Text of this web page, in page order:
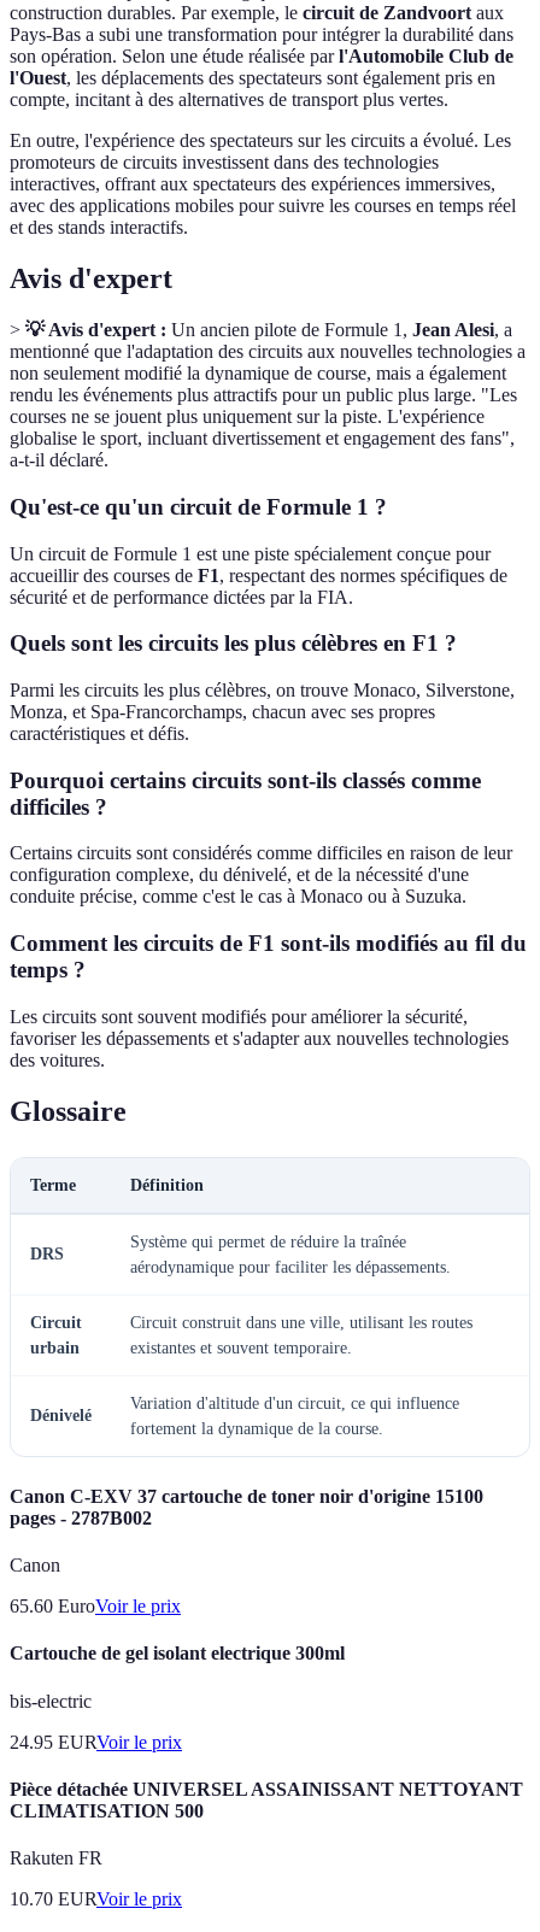
construction durables. Par exemple, le circuit de Zandvoort aux
Pays-Bas a subi une transformation pour intégrer la durabilité dans
son opération. Selon une étude réalisée parl'Automobile Club de
l'Ouest, les déplacements des spectateurs sont également pris en
compte, incitant à des alternatives de transport plus vertes.
En outre, l'expérience des spectateurs sur les circuits a évolué. Les
promoteurs de circuits investissent dans des technologies
interactives, offrant aux spectateurs des expériences immersives,
avec des applications mobiles pour suivre les courses en temps réel
et des stands interactifs.
Avis d'expert
> 💡 Avis d'expert : Un ancien pilote de Formule 1, Jean Alesi, a
mentionné que l'adaptation des circuits aux nouvelles technologies a
non seulement modifié la dynamique de course, mais a également
rendu les événements plus attractifs pour un public plus large. "Les
courses ne se jouent plus uniquement sur la piste. L'expérience
globalise le sport, incluant divertissement et engagement des fans",
a-t-il déclaré.
Qu'est-ce qu'un circuit de Formule 1 ?
Un circuit de Formule 1 est une piste spécialement conçue pour
accueillir des courses de F1, respectant des normes spécifiques de
sécurité et de performance dictées par la FIA.
Quels sont les circuits les plus célèbres en F1 ?
Parmi les circuits les plus célèbres, on trouve Monaco, Silverstone,
Monza, et Spa-Francorchamps, chacun avec ses propres
caractéristiques et défis.
Pourquoi certains circuits sont-ils classés comme
difficiles ?
Certains circuits sont considérés comme difficiles en raison de leur
configuration complexe, du dénivelé, et de la nécessité d'une
conduite précise, comme c'est le cas à Monaco ou à Suzuka.
Comment les circuits de F1 sont-ils modifiés au fil du
temps ?
Les circuits sont souvent modifiés pour améliorer la sécurité,
favoriser les dépassements et s'adapter aux nouvelles technologies
des voitures.
Glossaire
Terme Définition
DRS
Système qui permet de réduire la traînée
aérodynamique pour faciliter les dépassements.
Circuit
urbain
Circuit construit dans une ville, utilisant les routes
existantes et souvent temporaire.
Dénivelé
Variation d'altitude d'un circuit, ce qui influence
fortement la dynamique de la course.
Canon C-EXV 37 cartouche de toner noir d'origine 15100
pages - 2787B002
Canon
65.60 EuroVoir le prix
Cartouche de gel isolant electrique 300ml
bis-electric
24.95 EURVoir le prix
Pièce détachée UNIVERSEL ASSAINISSANT NETTOYANT
CLIMATISATION 500
Rakuten FR
10.70 EURVoir le prix